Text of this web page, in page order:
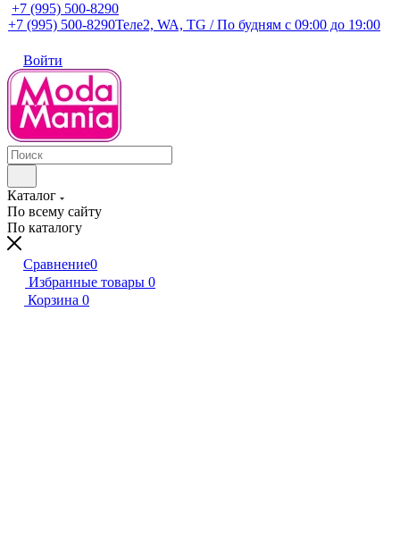
+7 (995) 500-8290
+7 (995) 500-8290Теле2, WA, TG / По будням c 09:00 до 19:00
Войти
Каталог
По всему сайту
По каталогу
Сравнение0
Избранные товары 0
Корзина 0